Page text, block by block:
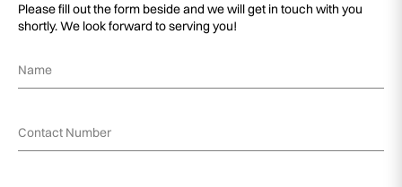
Please fill out the form beside and we will get in touch with you
shortly. We look forward to serving you!